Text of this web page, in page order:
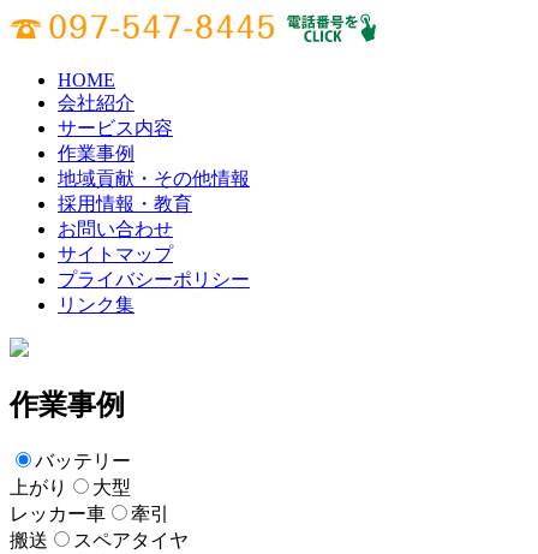
HOME
会社紹介
サービス内容
作業事例
地域貢献・その他情報
採用情報・教育
お問い合わせ
サイトマップ
プライバシーポリシー
リンク集
作業事例
バッテリー
上がり
大型
レッカー車
牽引
搬送
スペアタイヤ